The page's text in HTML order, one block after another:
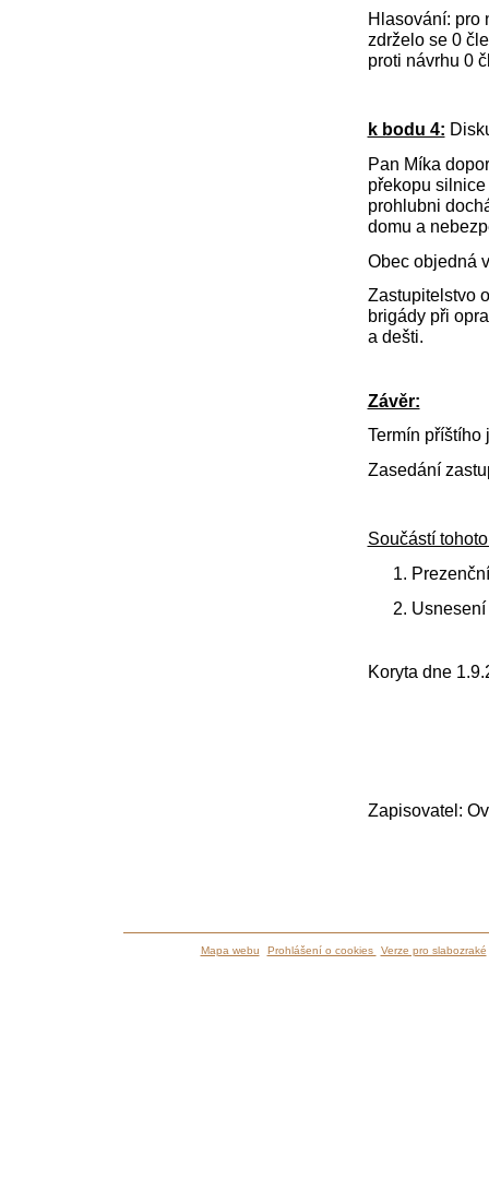
Hlasování: pro
zdrželo se 0
proti návrhu 0
k bodu 4:
Pan Míka
překopu
prohlubni
domu a
Obec objedná
Zastupitelstvo
brigády při
a dešti.
Závěr:
Termín příštího
Zasedání
Součástí
Koryta dne
Zapisovatel:
Mapa webu Prohlášení o cookies Verze pro slabozraké